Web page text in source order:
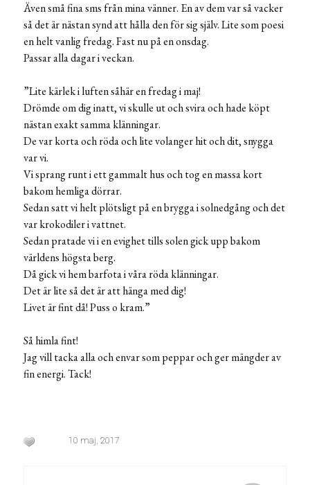
Även små fina sms från mina vänner. En av dem var så vacker
så det är nästan synd att hålla den för sig själv. Lite som poesi
en helt vanlig fredag. Fast nu på en onsdag.
Passar alla dagar i veckan.
”Lite kärlek i luften såhär en fredag i maj!
Drömde om dig inatt, vi skulle ut och svira och hade köpt
nästan exakt samma klänningar.
De var korta och röda och lite volanger hit och dit, snygga
var vi.
Vi sprang runt i ett gammalt hus och tog en massa kort
bakom hemliga dörrar.
Sedan satt vi helt plötsligt på en brygga i solnedgång och det
var krokodiler i vattnet.
Sedan pratade vi i en evighet tills solen gick upp bakom
världens högsta berg.
Då gick vi hem barfota i våra röda klänningar.
Det är lite så det är att hänga med dig!
Livet är fint då! Puss o kram.”
Så himla fint!
Jag vill tacka alla och envar som peppar och ger mängder av
fin energi. Tack!
10 maj, 2017